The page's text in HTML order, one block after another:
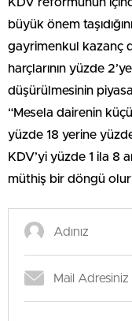
KDV reformunun
büyük önem
gayrimenkul kazanç
harçlarının yüzde
düşürülmesinin
“Mesela dairenin
yüzde 18 yerine
KDV’yi yüzde 1 ila 8
müthiş bir döngü